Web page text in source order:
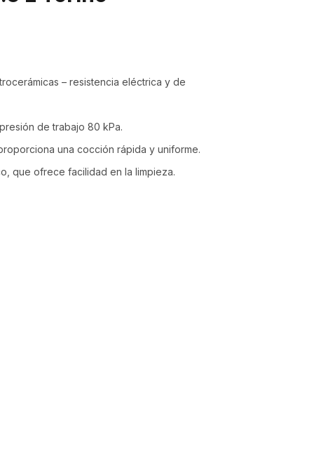
– resistencia eléctrica y de
de trabajo 80 kPa.
una cocción rápida y uniforme.
que ofrece facilidad en la limpieza.